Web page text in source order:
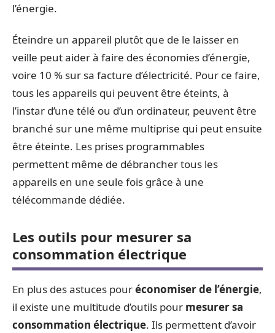
l’énergie.
Éteindre un appareil plutôt que de le laisser en
veille peut aider à faire des économies d’énergie,
voire 10 % sur sa facture d’électricité. Pour ce faire,
tous les appareils qui peuvent être éteints, à
l’instar d’une télé ou d’un ordinateur, peuvent être
branché sur une même multiprise qui peut ensuite
être éteinte. Les prises programmables
permettent même de débrancher tous les
appareils en une seule fois grâce à une
télécommande dédiée.
Les outils pour mesurer sa
consommation électrique
En plus des astuces pouréconomiser de l’énergie,
il existe une multitude d’outils pour mesurer sa
consommation électrique. Ils permettent d’avoir